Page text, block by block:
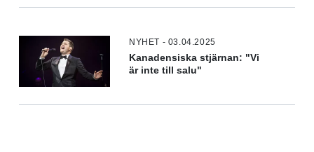
NYHET - 03.04.2025
Kanadensiska stjärnan: "Vi
är inte till salu"